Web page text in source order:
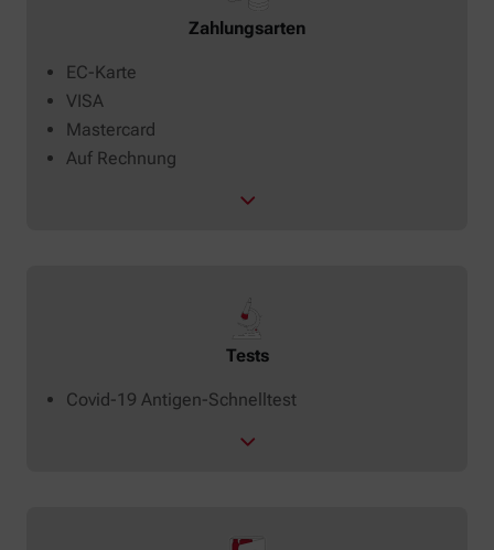
Zahlungsarten
EC-Karte
VISA
Mastercard
Auf Rechnung
Tests
Covid-19 Antigen-Schnelltest